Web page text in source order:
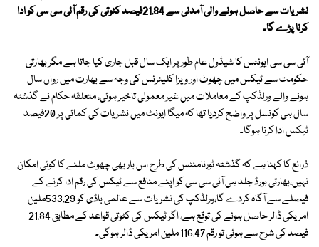
نشریات سے حاصل ہونے والی آمدنی سے 21.84فیصد کٹوتی کی رقم آئی سی سی کو ادا
کرنا پڑے گا۔
آئی سی سی ایونٹس کا شیڈول عام طور پر ایک سال قبل جاری کیا جاتا ہے مگر بھارتی
حکومت سے ٹیکس میں چھوٹ اور ویزا کلیئرنس کی وجہ سے بھارت میں رواں سال
ہونے والے ورلڈکپ کے معاملات میں غیر معمولی تاخیر ہوئی، متعلقہ حکام نے گذشتہ
سال ہی کونسل پر واضح کردیا تھا کہ میگا ایونٹ میں نشریات کی کمائی پر 20فیصد
ٹیکس ادا کرنا ہوگا۔
ذرائع کا کہنا ہے کہ گذشتہ ٹورنامنٹس کی طرح اس بار بھی چھوٹ ملنے کا کوئی امکان
نہیں،بھارتی بورڈ جلد ہی آئی سی سی کو اپنے منافع سے ٹیکس کی رقم ادا کرنے کے
فیصلے سے آگاہ کردے گا،ورلڈکپ کی نشریات سے عالمی باڈی کو 533.29ملین
امریکی ڈالر حاصل ہونے کی توقع ہے، اگر ٹیکس کی کٹوتی قواعد کے مطابق 21.84
فیصد کی شرح سے ہوئی تو رقم 116.47 ملین امریکی ڈالر ہوگی۔